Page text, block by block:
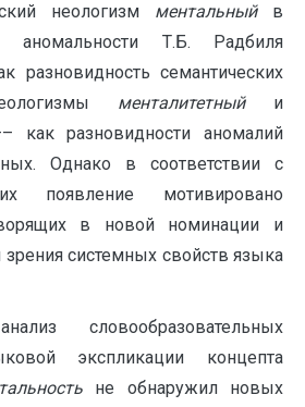
неологизм ментальный в
аномальности Т.Б. Радбиля
разновидность семантических
менталитетныйи
как разновидности аномалий
Однако в соответствии с
появление мотивировано
в новой номинации и
зрения системных свойств языка
словообразовательных
экспликации концепта
не обнаружил новых